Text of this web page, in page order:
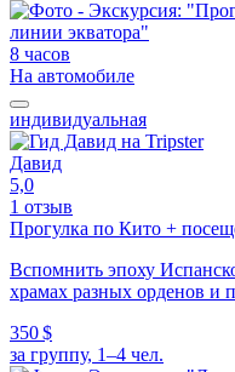
8 часов
На автомобиле
индивидуальная
Давид
5,0
1 отзыв
Прогулка по Кито +
Вспомнить эпоху
храмах разных орденов и
350 $
за группу, 1–4 чел.